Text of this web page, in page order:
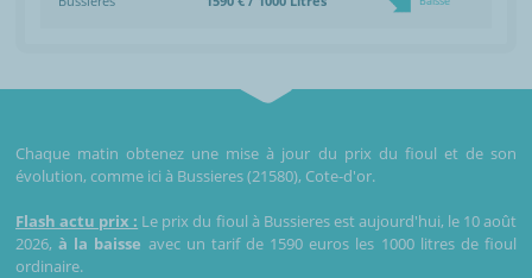
Chaque matin obtenez une mise à jour du prix du fioul et de son
évolution, comme ici à Bussieres (21580), Cote-d'or.
Flash actu prix : Le prix du fioul à Bussieres est aujourd'hui, le 10 août
2026,à la baisse avec un tarif de 1590 euros les 1000 litres de fioul
ordinaire.